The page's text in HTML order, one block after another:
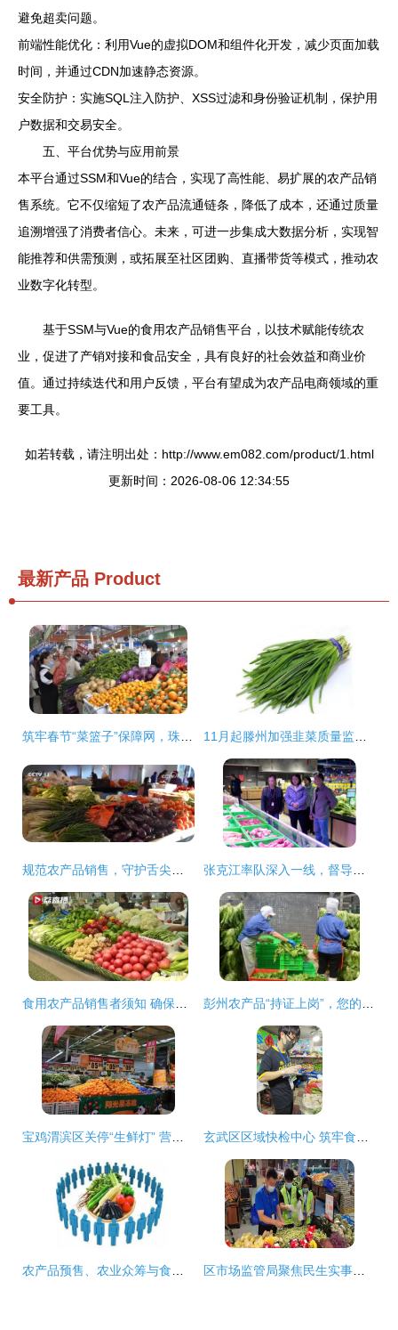
避免超卖问题。
前端性能优化：利用Vue的虚拟DOM和组件化开发，减少页面加载
时间，并通过CDN加速静态资源。
安全防护：实施SQL注入防护、XSS过滤和身份验证机制，保护用
户数据和交易安全。
五、平台优势与应用前景
本平台通过SSM和Vue的结合，实现了高性能、易扩展的农产品销
售系统。它不仅缩短了农产品流通链条，降低了成本，还通过质量
追溯增强了消费者信心。未来，可进一步集成大数据分析，实现智
能推荐和供需预测，或拓展至社区团购、直播带货等模式，推动农
业数字化转型。
基于SSM与Vue的食用农产品销售平台，以技术赋能传统农
业，促进了产销对接和食品安全，具有良好的社会效益和商业价
值。通过持续迭代和用户反馈，平台有望成为农产品电商领域的重
要工具。
如若转载，请注明出处：http://www.em082.com/product/1.html
更新时间：2026-08-06 12:34:55
最新产品 Product
筑牢春节“菜篮子”保障网，珠海市民尽享安心年味 11月起滕州加强韭菜质量监管，守护舌尖上的韭菜饺子安全
规范农产品销售，守护舌尖上的安全 张克江率队深入一线，督导包保单位食品安全与食用农产品销售工作
食用农产品销售者须知 确保食品安全的关键责任 彭州农产品“持证上岗”，您的“菜篮子”“果盘子”我们用心呵护！
宝鸡渭滨区关停“生鲜灯” 营造放心消费环境 玄武区区域快检中心 筑牢食用农产品安全防线，强化销售环节抽检力度
农产品预售、农业众筹与食用农产品销售 现代农业营销的新模式 区市场监管局聚焦民生实事，扎实推进食用农产品快检工作，筑牢销售环节安全防线